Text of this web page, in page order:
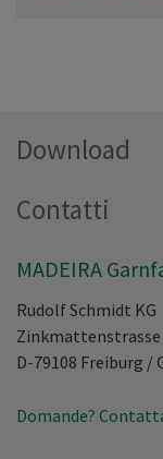
Download
Contatti
MADEIRA
Rudolf Schmidt KG
Zinkmattenstrasse
D-79108 Freiburg /
Domande?